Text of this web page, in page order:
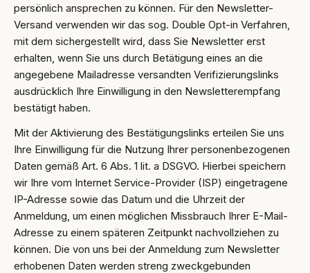
persönlich ansprechen zu können. Für den Newsletter-
Versand verwenden wir das sog. Double Opt-in Verfahren,
mit dem sichergestellt wird, dass Sie Newsletter erst
erhalten, wenn Sie uns durch Betätigung eines an die
angegebene Mailadresse versandten Verifizierungslinks
ausdrücklich Ihre Einwilligung in den Newsletterempfang
bestätigt haben.
Mit der Aktivierung des Bestätigungslinks erteilen Sie uns
Ihre Einwilligung für die Nutzung Ihrer personenbezogenen
Daten gemäß Art. 6 Abs. 1 lit. a DSGVO. Hierbei speichern
wir Ihre vom Internet Service-Provider (ISP) eingetragene
IP-Adresse sowie das Datum und die Uhrzeit der
Anmeldung, um einen möglichen Missbrauch Ihrer E-Mail-
Adresse zu einem späteren Zeitpunkt nachvollziehen zu
können. Die von uns bei der Anmeldung zum Newsletter
erhobenen Daten werden streng zweckgebunden